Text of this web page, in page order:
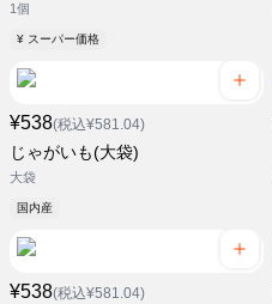
1個
¥ スーパー価格
¥538(税込¥581.04)
じゃがいも(大袋)
大袋
国内産
¥538(税込¥581.04)